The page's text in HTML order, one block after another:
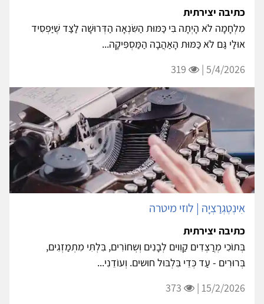
כתיבה יצירתית
מִלְחָמָה לֹא הָיְתָה בִּי כַּמּוּת הַשִּׂנְאָה הַדְּרוּשָׁה לַצַּד שֶׁיַּפְסִיד
אוּלַי גַּם לֹא כַּמּוּת הָאַהֲבָה הַמַּסְפִּיקָה...
5/4/2026 |
אִינְטֶגְרַצְיָה | לוזי מיטרה
כתיבה יצירתית
בְּתוֹכִי מְרֲצְדִים קַוִוים לְבָנִים וְשְחוֹרִים, בִּלְתִּי מִתְמַזְגִים,
בְּרוּרִים - עַד כְּדֵי בִּלְבּוּל חוּשים. וְעוֹדֵנִי...
15/2/2026 |